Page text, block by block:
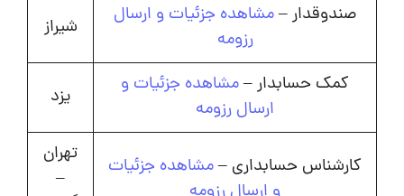
صندوقدار –مشاهده جزئیات و ارسال
رزومه
شیراز
کمک حسابدار –مشاهده جزئیات و
ارسال رزومه
یزد
کارشناس حسابداری –مشاهده جزئیات
تهران
–